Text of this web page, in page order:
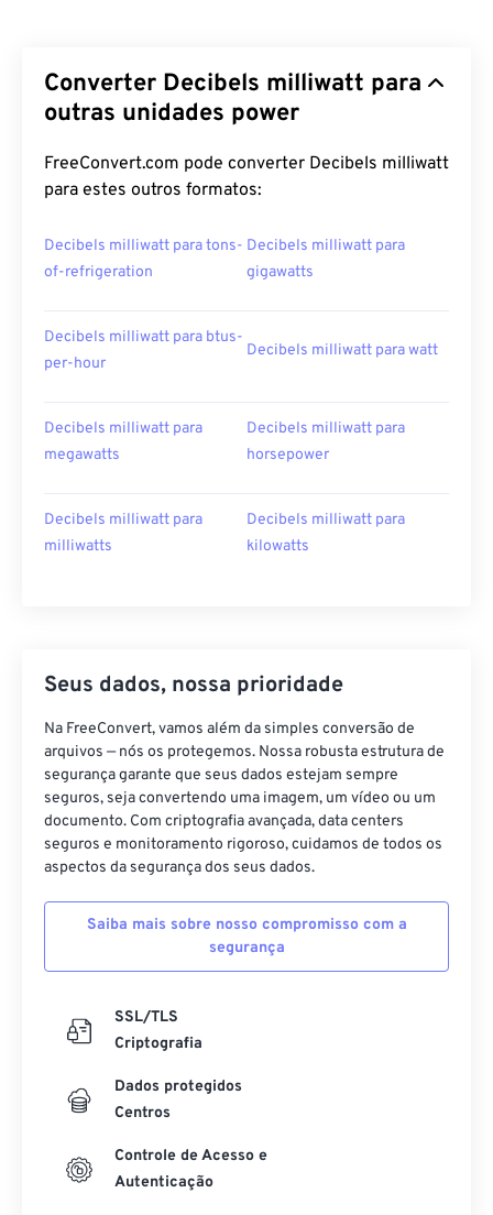
Converter Decibels milliwatt para
outras unidades power
FreeConvert.com pode converter Decibels milliwatt
para estes outros formatos:
Decibels milliwatt para tons-
of-refrigeration
Decibels milliwatt para
gigawatts
Decibels milliwatt para btus-
per-hour
Decibels milliwatt para watt
Decibels milliwatt para
megawatts
Decibels milliwatt para
horsepower
Decibels milliwatt para
milliwatts
Decibels milliwatt para
kilowatts
Seus dados, nossa prioridade
Na FreeConvert, vamos além da simples conversão de
arquivos — nós os protegemos. Nossa robusta estrutura de
segurança garante que seus dados estejam sempre
seguros, seja convertendo uma imagem, um vídeo ou um
documento. Com criptografia avançada, data centers
seguros e monitoramento rigoroso, cuidamos de todos os
aspectos da segurança dos seus dados.
Saiba mais sobre nosso compromisso com a
segurança
SSL/TLS
Criptografia
Dados protegidos
Centros
Controle de Acesso e
Autenticação